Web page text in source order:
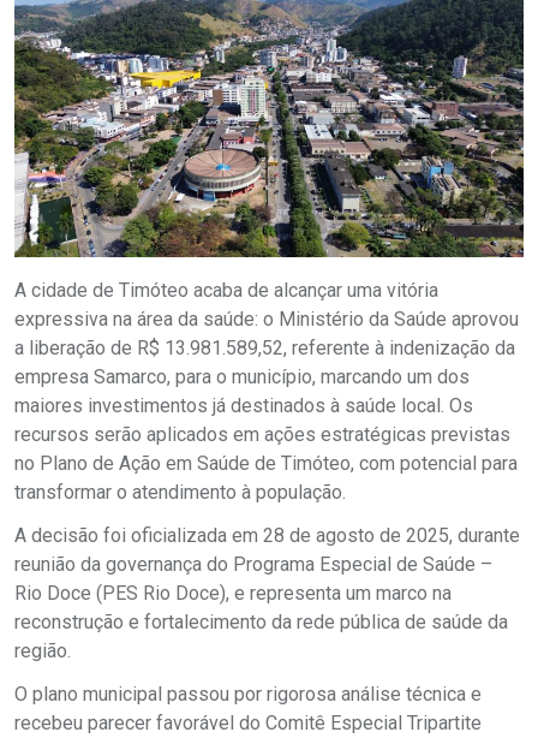
A cidade de Timóteo acaba de alcançar uma vitória
expressiva na área da saúde: o Ministério da Saúde aprovou
a liberação de R$ 13.981.589,52, referente à indenização da
empresa Samarco, para o município, marcando um dos
maiores investimentos já destinados à saúde local. Os
recursos serão aplicados em ações estratégicas previstas
no Plano de Ação em Saúde de Timóteo, com potencial para
transformar o atendimento à população.
A decisão foi oficializada em 28 de agosto de 2025, durante
reunião da governança do Programa Especial de Saúde –
Rio Doce (PES Rio Doce), e representa um marco na
reconstrução e fortalecimento da rede pública de saúde da
região.
O plano municipal passou por rigorosa análise técnica e
recebeu parecer favorável do Comitê Especial Tripartite